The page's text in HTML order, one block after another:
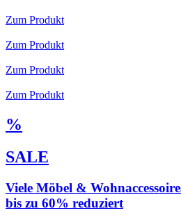
Zum Produkt
Zum Produkt
Zum Produkt
Zum Produkt
%
SALE
Viele Möbel &
bis zu 60% reduziert